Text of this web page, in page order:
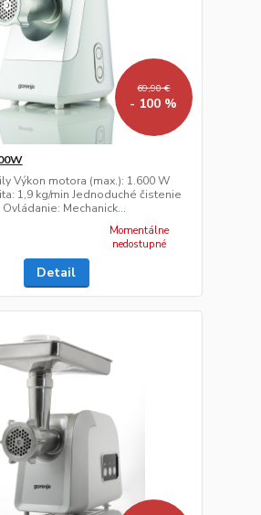
69,90 €
- 100 %
Výkon motora (max.): 1.600 W
1,9 kg/min Jednoduché čistenie
Mechanick...
Momentálne
nedostupné
Detail